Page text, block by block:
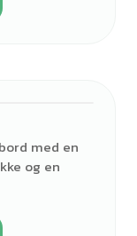
med en
og en